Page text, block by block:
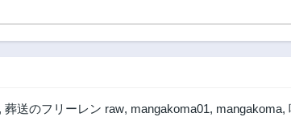
, 葬送のフリーレン raw, mangakoma01, mangakoma,